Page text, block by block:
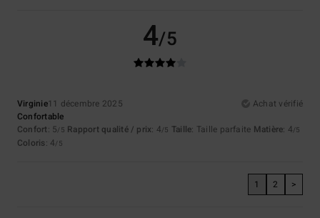
4/5
Virginie11 décembre 2025
Achat vérifié
Confortable
Confort: 5/5 Rapport qualité / prix: 4/5 Taille: Taille parfaite Matière: 4/5
Coloris: 4/5
1 2 >